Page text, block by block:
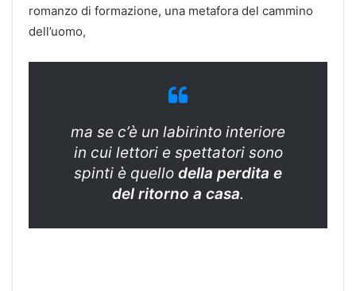
romanzo di formazione, una metafora del cammino
dell’uomo,
ma se c’è un labirinto interiore
in cui lettori e spettatori sono
spinti è quello della perdita e
del ritorno a casa.